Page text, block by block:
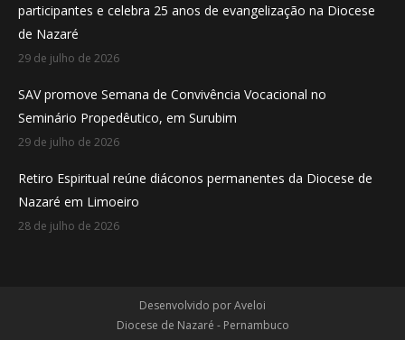
participantes e celebra 25 anos de evangelização na Diocese
de Nazaré
29 de julho de 2026
SAV promove Semana de Convivência Vocacional no
Seminário Propedêutico, em Surubim
29 de julho de 2026
Retiro Espiritual reúne diáconos permanentes da Diocese de
Nazaré em Limoeiro
28 de julho de 2026
Desenvolvido porAveloi
Diocese de Nazaré - Pernambuco